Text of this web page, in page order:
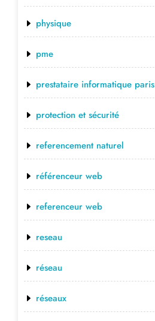
physique
pme
prestataire informatique paris
protection et sécurité
referencement naturel
référenceur web
referenceur web
reseau
réseau
réseaux